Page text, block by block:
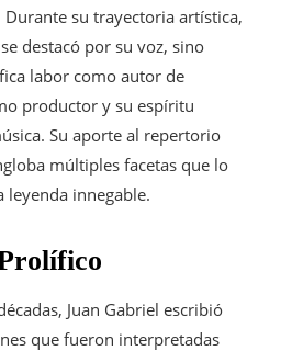
Durante su trayectoria artística,
destacó por su voz, sino
labor como autor de
productor y su espíritu
Su aporte al repertorio
múltiples facetas que lo
leyenda innegable.
Juan Gabriel escribió
que fueron interpretadas